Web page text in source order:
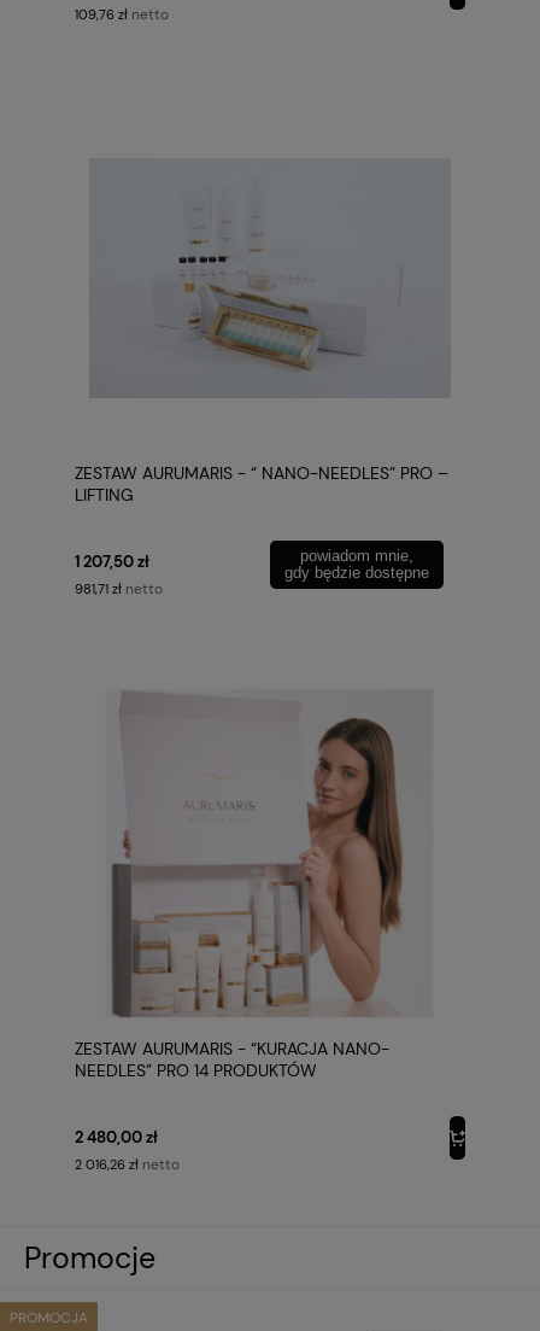
109,76 zł netto
ZESTAW AURUMARIS - “ NANO-NEEDLES” PRO –
LIFTING
1 207,50 zł
981,71 zł netto
powiadom mnie,
gdy będzie dostępne
ZESTAW AURUMARIS - “KURACJA NANO-
NEEDLES” PRO 14 PRODUKTÓW
2 480,00 zł
2 016,26 zł netto
Promocje
PROMOCJA